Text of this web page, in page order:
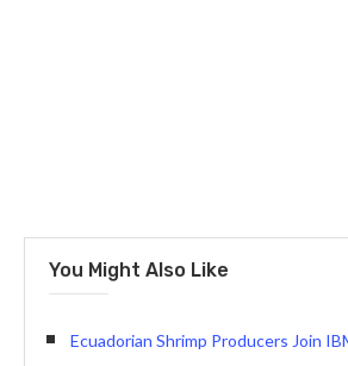
You Might Also Like
Ecuadorian Shrimp Producers Join